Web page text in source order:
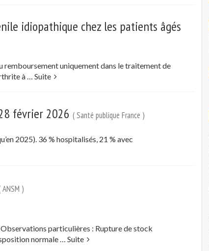
idiopathique chez les patients âgés
uniquement dans le traitement de
à … Suite
février 2026 ( Santé publique France )
2025). 36 % hospitalisés, 21 % avec
ANSM )
particulières : Rupture de stock
normale … Suite